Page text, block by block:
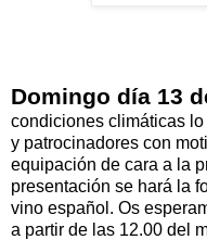
Domingo día 13
condiciones climáticas
y patrocinadores con
equipación de cara a la
presentación se hará la
vino español. Os
a partir de las 12.00 del